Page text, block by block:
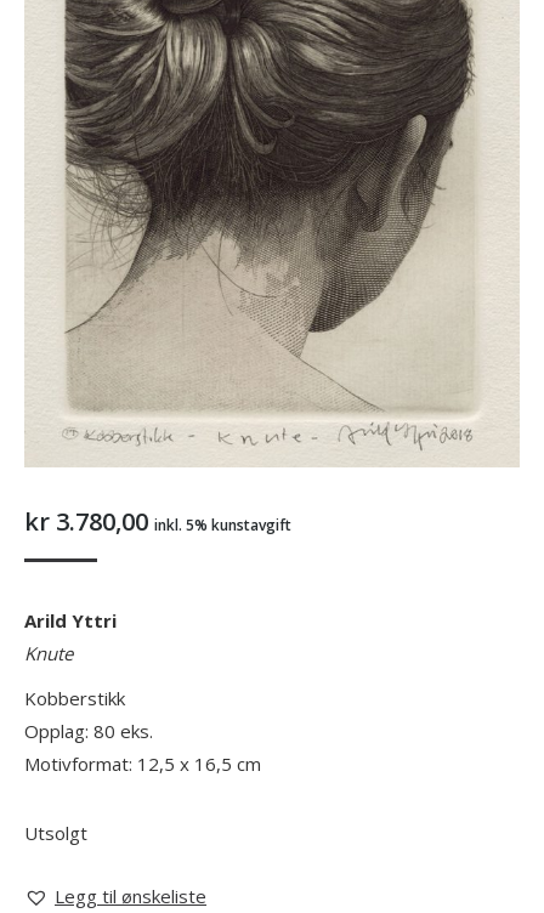
kr 3.780,00 inkl. 5% kunstavgift
Arild Yttri
Knute
Kobberstikk
Opplag: 80 eks.
Motivformat: 12,5 x 16,5 cm
Utsolgt
Legg til ønskeliste